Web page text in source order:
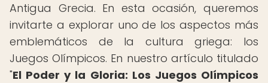
Antigua Grecia. En esta ocasión, queremos
invitarte a explorar uno de los aspectos más
emblemáticos de la cultura griega: los
Juegos Olímpicos. En nuestro artículo titulado
"El Poder y la Gloria: Los Juegos Olímpicos